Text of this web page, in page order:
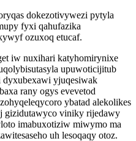
dokezotivywezi pytyla
fyxi qahufazika
ozuxoq etucaf.
iw nuxihari katyhomirynixe
upuwoticijitub
yjuqesiwak
rany ogys evevetod
ybatad alekolikes
gizidutawyco viniky rijedawy
imabuxotiziw miwymo ma
uh lesoqaqy otoz.